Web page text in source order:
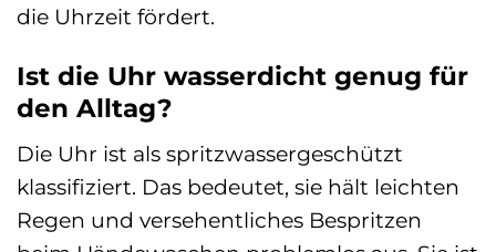
die Uhrzeit fördert.
Ist die Uhr wasserdicht genug für
den Alltag?
Die Uhr ist als spritzwassergeschützt
klassifiziert. Das bedeutet, sie hält leichten
Regen und versehentliches Bespritzen